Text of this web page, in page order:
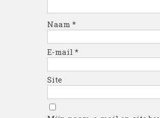
Naam *
E-mail *
Site